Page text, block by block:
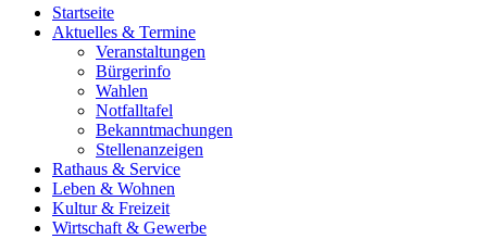
Startseite
Aktuelles & Termine
Veranstaltungen
Bürgerinfo
Wahlen
Notfalltafel
Bekanntmachungen
Stellenanzeigen
Rathaus & Service
Leben & Wohnen
Kultur & Freizeit
Wirtschaft & Gewerbe